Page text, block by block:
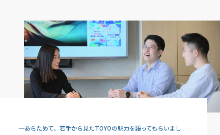
─あらためて、若手から見たTOYOの魅力を語ってもらいまし